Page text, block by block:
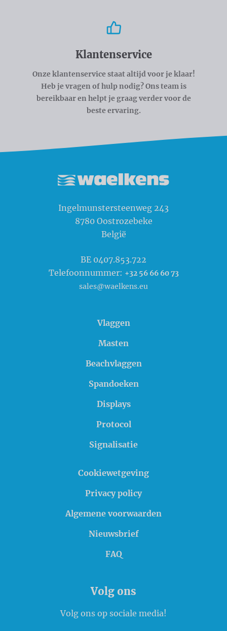
Klantenservice
Onze klantenservice staat altijd voor je klaar!
Heb je vragen of hulp nodig? Ons team is
bereikbaar en helpt je graag verder voor de
beste ervaring.
Ingelmunstersteenweg 243
8780 Oostrozebeke
België
BE 0407.853.722
Telefoonnummer: +32 56 66 60 73
sales@waelkens.eu
Vlaggen
Masten
Beachvlaggen
Spandoeken
Displays
Protocol
Signalisatie
Cookiewetgeving
Privacy policy
Algemene voorwaarden
Nieuwsbrief
FAQ
Volg ons
Volg ons op sociale media!